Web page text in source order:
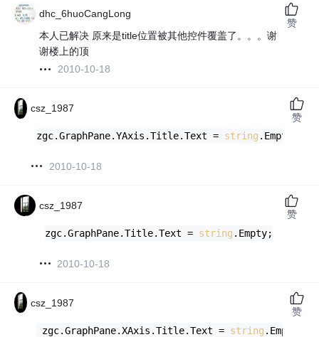
dhc_6huoCangLong
本人已解决 原来是title位置被其他控件覆盖了。。。谢
谢楼上的顶
2010-10-18
赞
csz_1987
zgc.GraphPane.YAxis.Title.Text = string .Empty
2010-10-18
赞
csz_1987
zgc.GraphPane.Title.Text = string .Empty;
2010-10-18
赞
csz_1987
zgc.GraphPane.XAxis.Title.Text = string .Empty;
赞